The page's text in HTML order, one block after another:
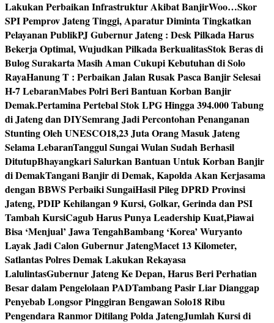
Lakukan Perbaikan Infrastruktur Akibat BanjirWoo…Skor
SPI Pemprov Jateng Tinggi, Aparatur Diminta Tingkatkan
Pelayanan PublikPJ Gubernur Jateng : Desk Pilkada Harus
Bekerja Optimal, Wujudkan Pilkada BerkualitasStok Beras di
Bulog Surakarta Masih Aman Cukupi Kebutuhan di Solo
RayaHanung T : Perbaikan Jalan Rusak Pasca Banjir Selesai
H-7 LebaranMabes Polri Beri Bantuan Korban Banjir
Demak.Pertamina Pertebal Stok LPG Hingga 394.000 Tabung
di Jateng dan DIYSemrang Jadi Percontohan Penanganan
Stunting Oleh UNESCO18,23 Juta Orang Masuk Jateng
Selama LebaranTanggul Sungai Wulan Sudah Berhasil
DitutupBhayangkari Salurkan Bantuan Untuk Korban Banjir
di DemakTangani Banjir di Demak, Kapolda Akan Kerjasama
dengan BBWS Perbaiki SungaiHasil Pileg DPRD Provinsi
Jateng, PDIP Kehilangan 9 Kursi, Golkar, Gerinda dan PSI
Tambah KursiCagub Harus Punya Leadership Kuat,Piawai
Bisa ‘Menjual’ Jawa TengahBambang ‘Korea’ Wuryanto
Layak Jadi Calon Gubernur JatengMacet 13 Kilometer,
Satlantas Polres Demak Lakukan Rekayasa
LalulintasGubernur Jateng Ke Depan, Harus Beri Perhatian
Besar dalam Pengelolaan PADTambang Pasir Liar Dianggap
Penyebab Longsor Pinggiran Bengawan Solo18 Ribu
Pengendara Ranmor Ditilang Polda JatengJumlah Kursi di